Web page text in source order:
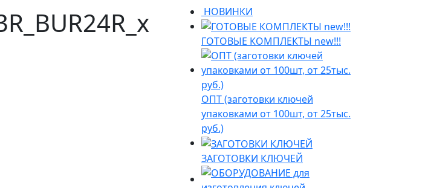
НОВИНКИ
ГОТОВЫЕ КОМПЛЕКТЫ new!!!
ОПТ (заготовки ключей
упаковками от 100шт, от 25тыс.
руб.)
ЗАГОТОВКИ КЛЮЧЕЙ